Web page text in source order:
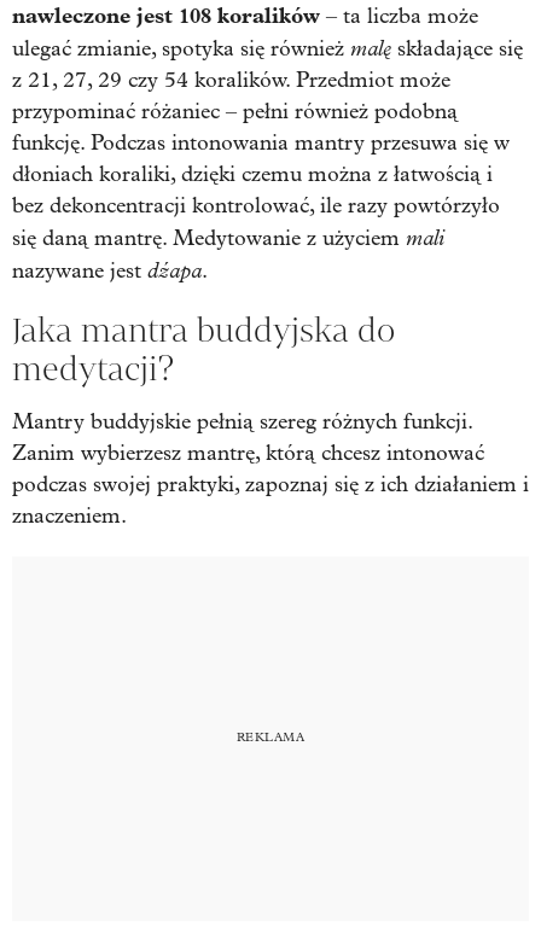
nawleczone jest 108 koralików – ta liczba może
ulegać zmianie, spotyka się również malę składające się
z 21, 27, 29 czy 54 koralików. Przedmiot może
przypominać różaniec – pełni również podobną
funkcję. Podczas intonowania mantry przesuwa się w
dłoniach koraliki, dzięki czemu można z łatwością i
bez dekoncentracji kontrolować, ile razy powtórzyło
się daną mantrę. Medytowanie z użyciem mali
nazywane jest dźapa.
Jaka mantra buddyjska do
medytacji?
Mantry buddyjskie pełnią szereg różnych funkcji.
Zanim wybierzesz mantrę, którą chcesz intonować
podczas swojej praktyki, zapoznaj się z ich działaniem i
znaczeniem.